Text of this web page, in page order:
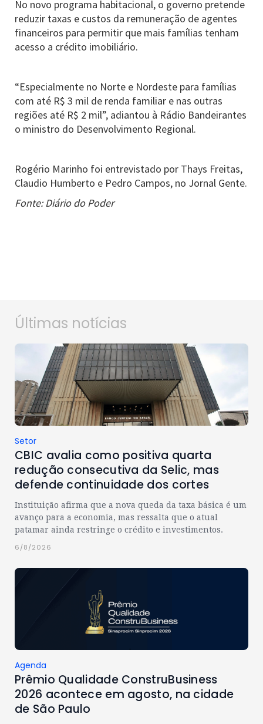
No novo programa habitacional, o governo pretende
reduzir taxas e custos da remuneração de agentes
financeiros para permitir que mais famílias tenham
acesso a crédito imobiliário.
“Especialmente no Norte e Nordeste para famílias
com até R$ 3 mil de renda familiar e nas outras
regiões até R$ 2 mil”, adiantou à Rádio Bandeirantes
o ministro do Desenvolvimento Regional.
Rogério Marinho foi entrevistado por Thays Freitas,
Claudio Humberto e Pedro Campos, no Jornal Gente.
Fonte: Diário do Poder
Últimas notícias
Setor
CBIC avalia como positiva quarta
redução consecutiva da Selic, mas
defende continuidade dos cortes
Instituição afirma que a nova queda da taxa básica é um
avanço para a economia, mas ressalta que o atual
patamar ainda restringe o crédito e investimentos.
6/8/2026
Agenda
Prêmio Qualidade ConstruBusiness
2026 acontece em agosto, na cidade
de São Paulo